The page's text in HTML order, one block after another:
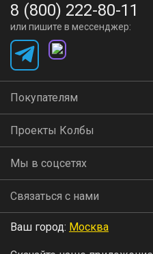
8 (800) 222-80-11
или пишите в мессенджер:
Покупателям
Проекты Колбы
Мы в соцсетях
Связаться с нами
Ваш город: Москва